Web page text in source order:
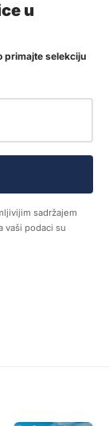
u
primajte selekciju
sadržajem
vaši podaci su